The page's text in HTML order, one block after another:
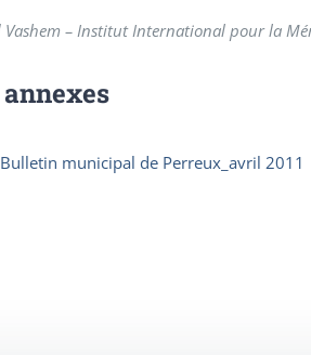
– Institut International pour la
municipal de Perreux_avril 2011